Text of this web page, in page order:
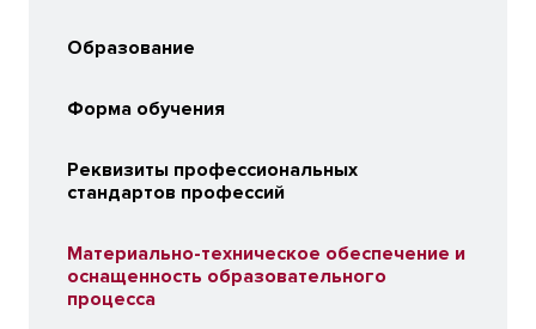
Образование
Форма обучения
Реквизиты профессиональных
стандартов профессий
Материально-техническое обеспечение и
оснащенность образовательного
процесса